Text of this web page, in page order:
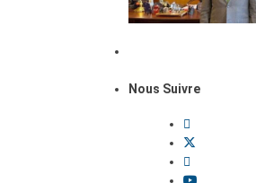
Nous Suivre